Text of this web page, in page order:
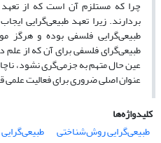
چرا که مستلزم آن است که از
بردارند. زیرا تعهد طبیعی‌گرایی
‌طبیعی‌گرایی فلسفی بوده و هرگز
طبیعی‌گرای فلسفی برای آن که از علم
عین حال متهم به جزمی‌گری نشود،
عنوان اصلی ضروری برای فعالیت علمی
کلیدواژه‌ها
‌طبیعی‌گرایی روش‌شناختی